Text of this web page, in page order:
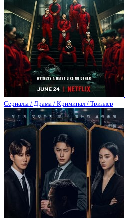
Сериалы / Драма / Криминал / Триллер